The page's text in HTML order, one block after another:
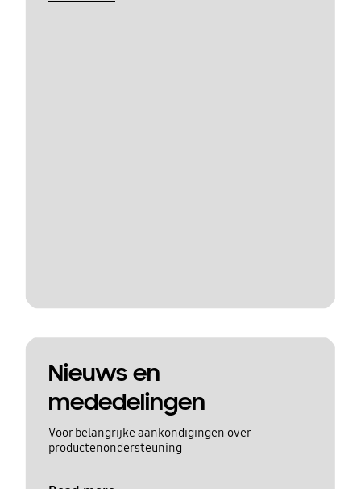
Nieuws en
mededelingen
Voor belangrijke aankondigingen over
productenondersteuning